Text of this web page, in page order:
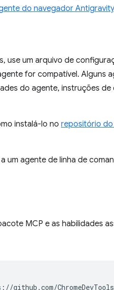
do navegador Antigravity
use um arquivo de
for compatível. Alguns
do agente, instruções de
instalá-lo no repositório
um agente de linha de
MCP e as habilidades